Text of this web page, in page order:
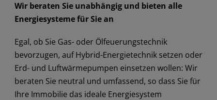
Wir beraten Sie unabhängig und bieten alle
Energiesysteme für Sie an
Egal, ob Sie Gas- oder Ölfeuerungstechnik
bevorzugen, auf Hybrid-Energietechnik setzen oder
Erd- und Luftwärmepumpen einsetzen wollen: Wir
beraten Sie neutral und umfassend, so dass Sie für
Ihre Immobilie das ideale Energiesystem